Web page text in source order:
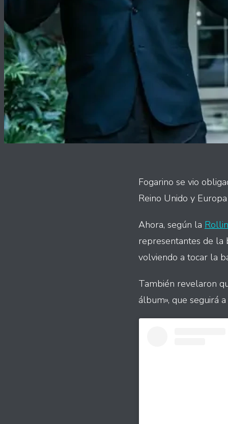
Fogarino se vio
Reino Unido y
Ahora, según la
representantes de la
volviendo a tocar la
También revelaron
álbum», que seguirá